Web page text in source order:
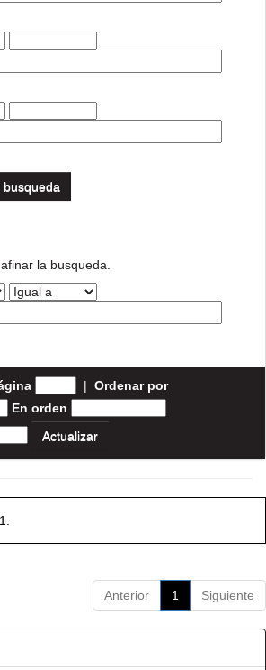
la busqueda.
| Ordenar por
En orden
Anterior 1 Siguiente